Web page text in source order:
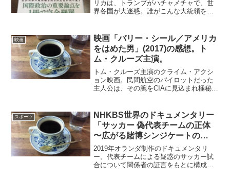
リカは、トランプがハチャメチャで、世
界各国が大迷惑。誰がこんな大統領を選
れ、破綻寸前国家の救済、極右政党の台
頭など、中はガタガタで大...
映画
映画「バリー・シール／アメリカ
をはめた男」(2017)の感想。ト
ム・クルーズ主演。
トム・クルーズ主演のクライム・アクシ
ョン映画。民間航空のパイロットだった
主人公は、その腕をCIAに見込まれ極秘作
り、麻薬の密輸も同時に手がけるように
なる。破天荒なストーリ...
スポーツ
NHKBS世界のドキュメンタリー
「サッカー 偽代表チームの正体
〜広がる賭博シンジケートの
闇〜」の感想
2019年オランダ制作のドキュメンタリ
ー。代表チームによる疑惑のサッカー試
合について関係者の証言をもとに構成し